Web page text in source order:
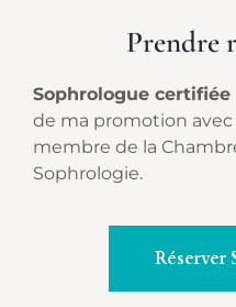
Prendre
Sophrologue certifiée
de ma promotion
membre de la
Sophrologie.
Réserver